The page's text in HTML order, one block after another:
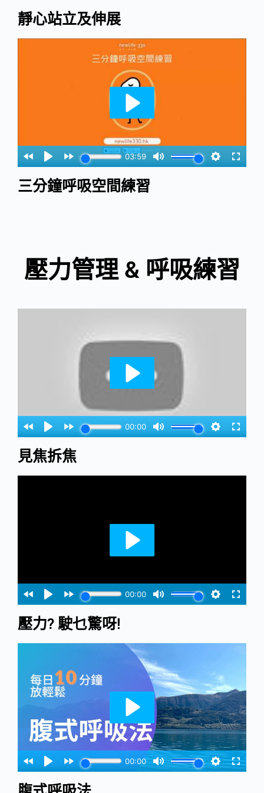
靜心站立及伸展
三分鐘呼吸空間練習
壓力管理 & 呼吸練習
見焦拆焦
壓力? 駛乜驚呀!